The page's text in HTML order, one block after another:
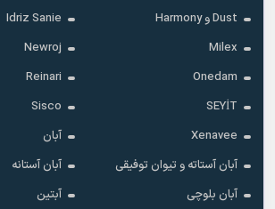
Dust و Harmony
Idriz Sanie
Milex
Newroj
Onedam
Reinari
SEYİT
Sisco
Xenavee
آبان
آبان آستاته و تیوان توفیقی
آبان آستانه
آبان بلوچی
آبتین